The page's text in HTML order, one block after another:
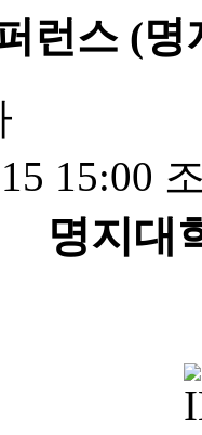
런스 (
15:00
명지대